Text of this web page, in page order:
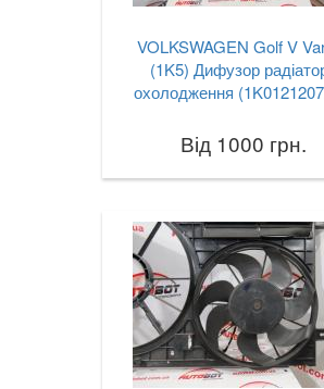
VOLKSWAGEN Golf V
(1K5) Дифузор
охолодження
Від 1000 грн.